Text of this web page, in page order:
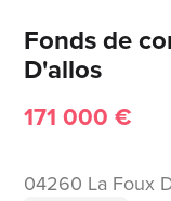
Fonds de
D'allos
171 000 €
04260 La Foux